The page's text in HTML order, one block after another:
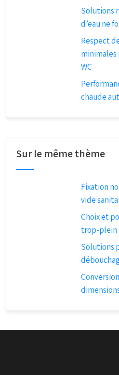
Solutions
d’eau ne
Respect
WC
chaude
Sur le même thème
Fixation
vide
Choix et
trop-plein
Solutions